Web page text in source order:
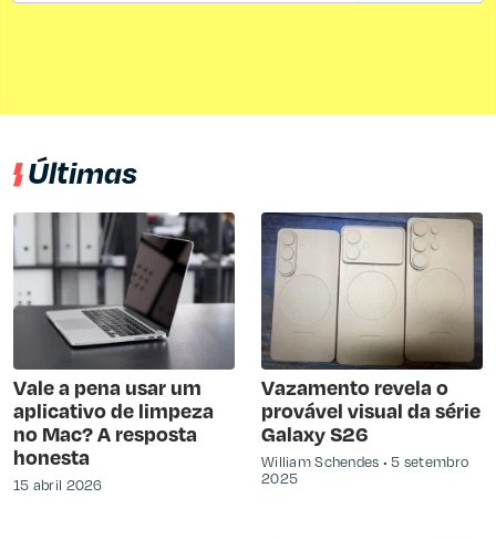
Últimas
Vale a pena usar um
aplicativo de limpeza
no Mac? A resposta
honesta
15 abril 2026
Vazamento revela o
provável visual da série
Galaxy S26
William Schendes
5 setembro
2025